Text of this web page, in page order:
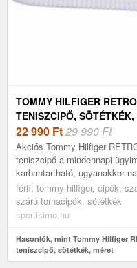
TOMMY HILFIGER
TENISZCIPŐ,
22 990 Ft29 990 Ft
Akciós.Tommy Hilfiger
teniszcipő a mindennapi
karbantartható, ugyanakkor
férfi, tommy hilfiger, cipők,
szárú tornacipők, sötétkék
sportisimo.hu
Hasonlók, mint Tommy Hilfiger
teniszcipő, sötétkék, méret